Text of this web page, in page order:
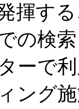
揮す
の検
ーで
ング